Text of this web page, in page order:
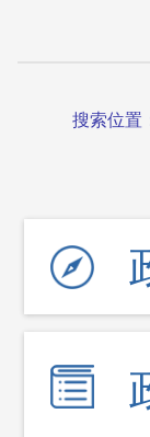
搜索位置